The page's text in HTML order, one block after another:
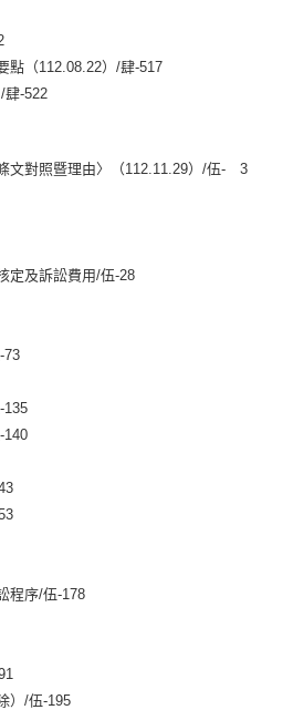
點（112.08.22）/肆-517
肆-522
文對照暨理由〉（112.11.29）/伍- 3
及訴訟費用/伍-28
程序/伍-178
）/伍-195